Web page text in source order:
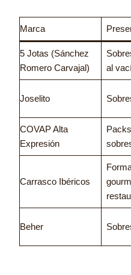
Marca
5 Jotas (Sánchez
Romero Carvajal)
al
Joselito
COVAP Alta
Expresión
Carrasco Ibéricos
Beher